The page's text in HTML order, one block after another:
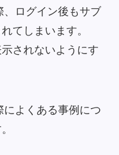
、ログイン後もサブ
てしまいます。
されないようにす
よくある事例につ